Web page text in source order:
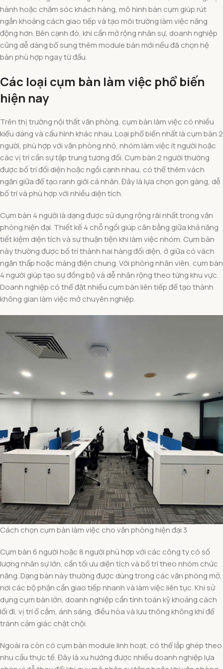
hành hoặc chăm sóc khách hàng, mô hình bàn cụm giúp rút
ngắn khoảng cách giao tiếp và tạo môi trường làm việc năng
động hơn. Bên cạnh đó, khi cần mở rộng nhân sự, doanh nghiệp
cũng dễ dàng bổ sung thêm module bàn mới nếu đã chọn hệ
bàn phù hợp ngay từ đầu.
Các loại cụm bàn làm việc phổ biến
hiện nay
Trên thị trường nội thất văn phòng, cụm bàn làm việc có nhiều
kiểu dáng và cấu hình khác nhau. Loại phổ biến nhất là cụm bàn 2
người, phù hợp với văn phòng nhỏ, nhóm làm việc ít người hoặc
các vị trí cần sự tập trung tương đối. Cụm bàn 2 người thường
được bố trí đối diện hoặc ngồi cạnh nhau, có thể thêm vách
ngăn giữa để tạo ranh giới cá nhân. Đây là lựa chọn gọn gàng, dễ
bố trí và phù hợp với nhiều diện tích.
Cụm bàn 4 người là dạng được sử dụng rộng rãi nhất trong văn
phòng hiện đại. Thiết kế 4 chỗ ngồi giúp cân bằng giữa khả năng
tiết kiệm diện tích và sự thuận tiện khi làm việc nhóm. Cụm bàn
này thường được bố trí thành hai hàng đối diện, ở giữa có vách
ngăn thấp hoặc máng điện chung. Với phòng nhân viên, cụm bàn
4 người giúp tạo sự đồng bộ và dễ nhân rộng theo từng khu vực.
Doanh nghiệp có thể đặt nhiều cụm bàn liên tiếp để tạo thành
không gian làm việc mở chuyên nghiệp.
Cách chọn cụm bàn làm việc cho văn phòng hiện đại 3
Cụm bàn 6 người hoặc 8 người phù hợp với các công ty có số
lượng nhân sự lớn, cần tối ưu diện tích và bố trí theo nhóm chức
năng. Dạng bàn này thường được dùng trong các văn phòng mở,
nơi các bộ phận cần giao tiếp nhanh và làm việc liên tục. Khi sử
dụng cụm bàn lớn, doanh nghiệp cần tính toán kỹ khoảng cách
lối đi, vị trí ổ cắm, ánh sáng, điều hòa và lưu thông không khí để
tránh cảm giác chật chội.
Ngoài ra còn có cụm bàn module linh hoạt, có thể lắp ghép theo
nhu cầu thực tế. Đây là xu hướng được nhiều doanh nghiệp lựa